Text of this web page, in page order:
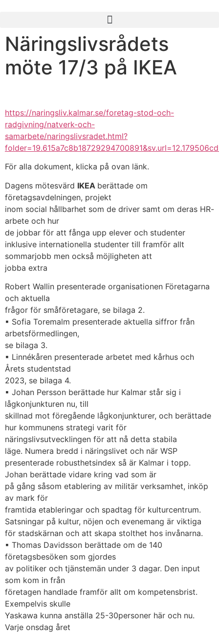
Näringslivsrådets
möte 17/3 på IKEA
https://naringsliv.kalmar.se/foretag-stod-och-
radgivning/natverk-och-
samarbete/naringslivsradet.html?
För alla dokument, klicka på ovan länk.
Dagens mötesvärd IKEA berättade om
företagsavdelningen, projekt
inom social hållbarhet som de driver samt om deras HR-
arbete och hur
de jobbar för att fånga upp elever och studenter
inklusive internationella studenter till framför allt
sommarjobb men också möjligheten att
jobba extra
Robert Wallin presenterade organisationen Företagarna
och aktuella
frågor för småföretagare, se bilaga 2.
▪ Sofia Toremalm presenterade aktuella siffror från
arbetsförmedlingen,
se bilaga 3.
▪ Linnékåren presenterade arbetet med kårhus och
Årets studentstad
2023, se bilaga 4.
▪ Johan Persson berättade hur Kalmar står sig i
lågkonjunkturen nu, till
skillnad mot föregående lågkonjunkturer, och berättade
hur kommunens strategi varit för
näringslivsutvecklingen för att nå detta stabila
läge. Numera bredd i näringslivet och när WSP
presenterade robusthetsindex så är Kalmar i topp.
Johan berättade vidare kring vad som är
på gång såsom etablering av militär verksamhet, inköp
av mark för
framtida etableringar och spadtag för kulturcentrum.
Satsningar på kultur, nöjen och evenemang är viktiga
för stadskärnan och att skapa stolthet hos invånarna.
▪ Thomas Davidsson berättade om de 140
företagsbesöken som gjordes
av politiker och tjänstemän under 3 dagar. Den input
som kom in från
företagen handlade framför allt om kompetensbrist.
Exempelvis skulle
Yaskawa kunna anställa 25-30personer här och nu.
Varje onsdag året